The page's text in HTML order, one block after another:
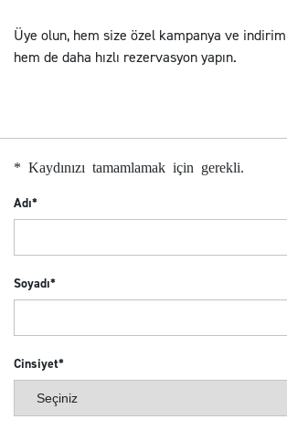
Üye olun, hem size özel kampanya ve
hem de daha hızlı rezervasyon yapın.
* Kaydınızı tamamlamak için gerekli.
Adı*
Soyadı*
Cinsiyet*